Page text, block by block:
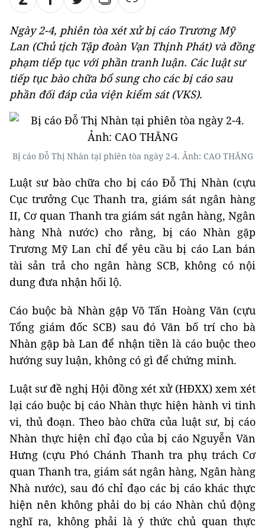
Ngày 2-4, phiên tòa xét xử bị cáo Trương Mỹ
Lan (Chủ tịch Tập đoàn Vạn Thịnh Phát) và đồng
phạm tiếp tục với phần tranh luận. Các luật sư
tiếp tục bào chữa bổ sung cho các bị cáo sau
phần đối đáp của viện kiểm sát (VKS).
Bị cáo Đỗ Thị Nhàn tại phiên tòa ngày 2-4. Ảnh: CAO THĂNG
Luật sư bào chữa cho bị cáo Đỗ Thị Nhàn (cựu
Cục trưởng Cục Thanh tra, giám sát ngân hàng
II, Cơ quan Thanh tra giám sát ngân hàng, Ngân
hàng Nhà nước) cho rằng, bị cáo Nhàn gặp
Trương Mỹ Lan chỉ để yêu cầu bị cáo Lan bán
tài sản trả cho ngân hàng SCB, không có nội
dung đưa nhận hối lộ.
Cáo buộc bà Nhàn gặp Võ Tấn Hoàng Văn (cựu
Tổng giám đốc SCB) sau đó Văn bố trí cho bà
Nhàn gặp bà Lan để nhận tiền là cáo buộc theo
hướng suy luận, không có gì để chứng minh.
Luật sư đề nghị Hội đồng xét xử (HĐXX) xem xét
lại cáo buộc bị cáo Nhàn thực hiện hành vi tinh
vi, thủ đoạn. Theo bào chữa của luật sư, bị cáo
Nhàn thực hiện chỉ đạo của bị cáo Nguyễn Văn
Hưng (cựu Phó Chánh Thanh tra phụ trách Cơ
quan Thanh tra, giám sát ngân hàng, Ngân hàng
Nhà nước), sau đó chỉ đạo các bị cáo khác thực
hiện nên không phải do bị cáo Nhàn chủ động
nghĩ ra, không phải là ý thức chủ quan thực